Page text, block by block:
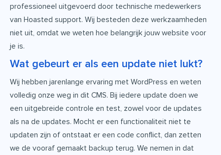
professioneel uitgevoerd door technische medewerkers
van Hoasted support. Wij besteden deze werkzaamheden
niet uit, omdat we weten hoe belangrijk jouw website voor
je is.
Wat gebeurt er als een update niet lukt?
Wij hebben jarenlange ervaring met WordPress en weten
volledig onze weg in dit CMS. Bij iedere update doen we
een uitgebreide controle en test, zowel voor de updates
als na de updates. Mocht er een functionaliteit niet te
updaten zijn of ontstaat er een code conflict, dan zetten
we de vooraf gemaakt backup terug. We nemen in dat